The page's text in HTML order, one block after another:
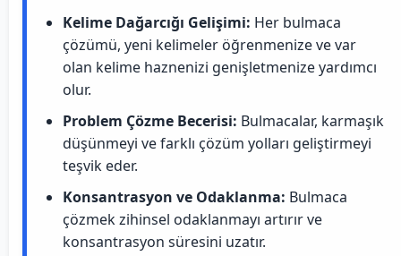
Kelime Dağarcığı Gelişimi: Her bulmaca
çözümü, yeni kelimeler öğrenmenize ve var
olan kelime haznenizi genişletmenize yardımcı
olur.
Problem Çözme Becerisi: Bulmacalar, karmaşık
düşünmeyi ve farklı çözüm yolları geliştirmeyi
teşvik eder.
Konsantrasyon ve Odaklanma: Bulmaca
çözmek zihinsel odaklanmayı artırır ve
konsantrasyon süresini uzatır.